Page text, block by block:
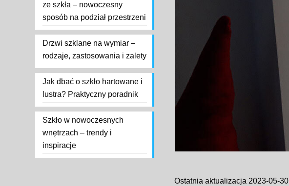
Ostatnia aktualizacja 2023-05-30
ze szkła – nowoczesny
sposób na podział przestrzeni
Drzwi szklane na wymiar –
rodzaje, zastosowania i zalety
Jak dbać o szkło hartowane i
lustra? Praktyczny poradnik
Szkło w nowoczesnych
wnętrzach – trendy i
inspiracje